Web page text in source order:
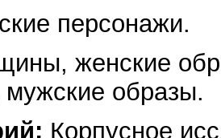
персонажи.
женские
образы.
Корпусное